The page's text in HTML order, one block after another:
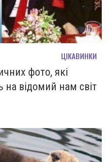
ЦІКАВИНКИ
фото, які
на відомий нам світ